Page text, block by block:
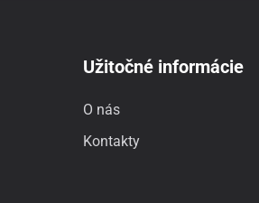
Užitočné informácie
O nás
Kontakty